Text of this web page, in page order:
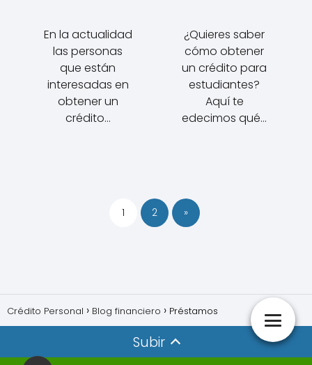
En la actualidad
las personas
que están
interesadas en
obtener un
crédito…
¿Quieres saber
cómo obtener
un crédito para
estudiantes?
Aquí te
edecimos qué…
1 2 »
Crédito Personal Blog financiero Préstamos
Subir